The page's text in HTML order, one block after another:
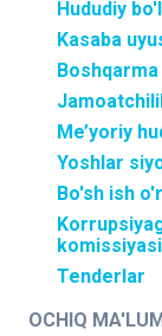
Hududiy
Kasaba
Me’yoriy
Yoshlar
Bo'sh ish
komissiyasi
Tenderlar
OCHIQ